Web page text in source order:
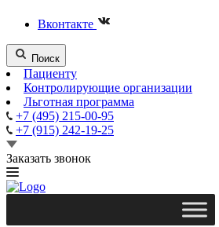
Вконтакте
Поиск
Пациенту
Контролирующие организации
Льготная программа
+7 (495) 215-00-95
+7 (915) 242-19-25
Заказать звонок